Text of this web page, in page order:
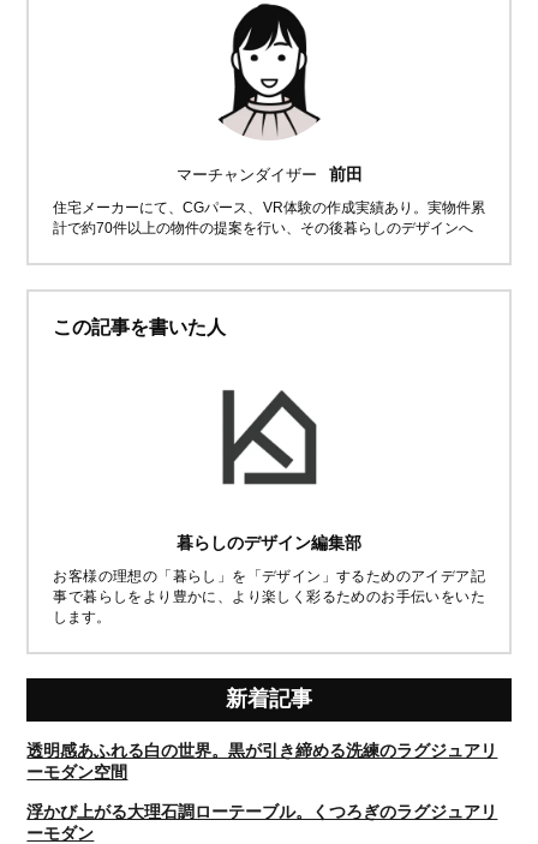
マーチャンダイザー 前田
住宅メーカーにて、CGパース、VR体験の作成実績あり。実物件累
計で約70件以上の物件の提案を行い、その後暮らしのデザインへ
この記事を書いた人
暮らしのデザイン編集部
お客様の理想の「暮らし」を「デザイン」するためのアイデア記
事で暮らしをより豊かに、より楽しく彩るためのお手伝いをいた
します。
新着記事
透明感あふれる白の世界。黒が引き締める洗練のラグジュアリ
ーモダン空間
浮かび上がる大理石調ローテーブル。くつろぎのラグジュアリ
ーモダン